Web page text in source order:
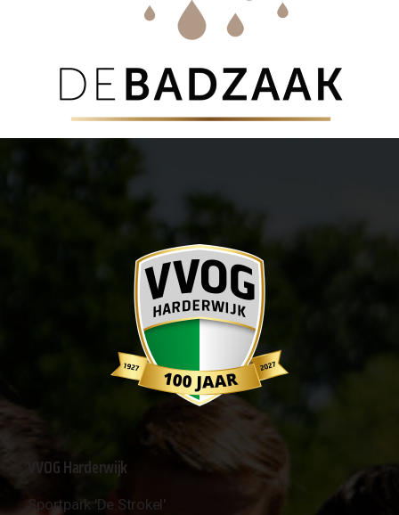
VVOG Harderwijk
Sportpark 'De Strokel'